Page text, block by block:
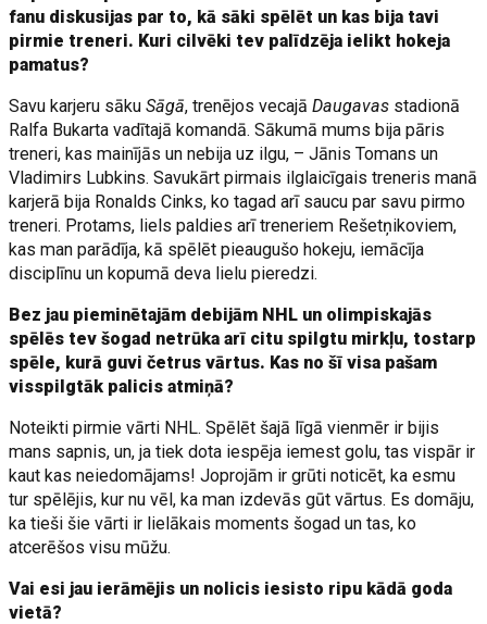
fanu diskusijas par to, kā sāki spēlēt un kas bija tavi
pirmie treneri. Kuri cilvēki tev palīdzēja ielikt hokeja
pamatus?
Savu karjeru sākuSāgā, trenējos vecajāDaugavas stadionā
Ralfa Bukarta vadītajā komandā. Sākumā mums bija pāris
treneri, kas mainījās un nebija uz ilgu, – Jānis Tomans un
Vladimirs Lubkins. Savukārt pirmais ilglaicīgais treneris manā
karjerā bija Ronalds Cinks, ko tagad arī saucu par savu pirmo
treneri. Protams, liels paldies arī treneriem Rešetņikoviem,
kas man parādīja, kā spēlēt pieaugušo hokeju, iemācīja
disciplīnu un kopumā deva lielu pieredzi.
Bez jau pieminētajām debijām NHL un olimpiskajās
spēlēs tev šogad netrūka arī citu spilgtu mirkļu, tostarp
spēle, kurā guvi četrus vārtus. Kas no šī visa pašam
visspilgtāk palicis atmiņā?
Noteikti pirmie vārti NHL. Spēlēt šajā līgā vienmēr ir bijis
mans sapnis, un, ja tiek dota iespēja iemest golu, tas vispār ir
kaut kas neiedomājams! Joprojām ir grūti noticēt, ka esmu
tur spēlējis, kur nu vēl, ka man izdevās gūt vārtus. Es domāju,
ka tieši šie vārti ir lielākais moments šogad un tas, ko
atcerēšos visu mūžu.
Vai esi jau ierāmējis un nolicis iesisto ripu kādā goda
vietā?